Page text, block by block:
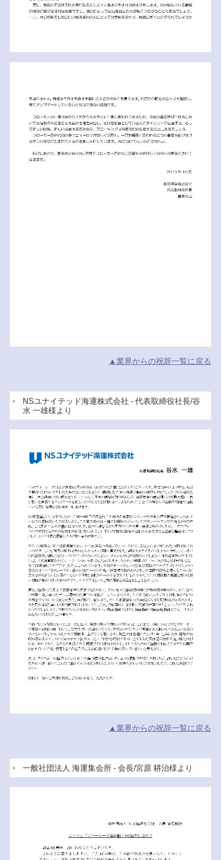
▲業界からの祝辞一覧に戻る
NSユナイテッド海運株式会社 - 代表取締役社長/谷
水 一雄様より
▲業界からの祝辞一覧に戻る
一般社団法人 海運集会所 - 会長/宮原 耕治様より